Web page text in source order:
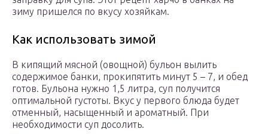
зиму пришелся по вкусу хозяйкам.
Как использовать зимой
В кипящий мясной (овощной) бульон вылить
содержимое банки, прокипятить минут 5 – 7, и обед
готов. Бульона нужно 1,5 литра, суп получится
оптимальной густоты. Вкус у первого блюда будет
отменный, насыщенный и ароматный. При
необходимости суп досолить.